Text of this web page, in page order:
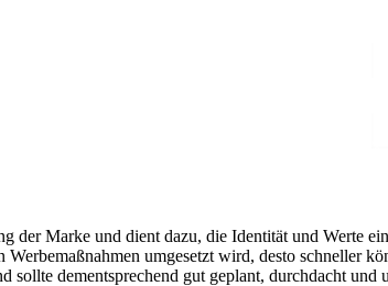
der Marke und dient dazu, die Identität und Werte
umgesetzt wird, desto schneller
dementsprechend gut geplant, durchdacht und